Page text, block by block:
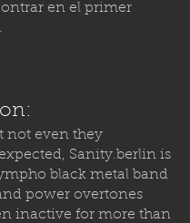
en el primer
not even they
Sanity.berlin is
black metal band
power overtones
inactive for more than